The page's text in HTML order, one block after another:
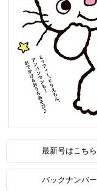
最新号はこちら
バックナンバー